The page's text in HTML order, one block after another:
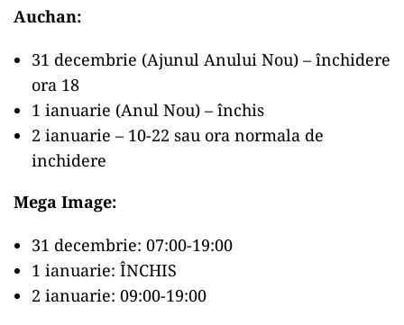
Auchan:
31 decembrie (Ajunul Anului Nou) – închidere
ora 18
1 ianuarie (Anul Nou) – închis
2 ianuarie – 10-22 sau ora normala de
inchidere
Mega Image:
31 decembrie: 07:00-19:00
1 ianuarie: ÎNCHIS
2 ianuarie: 09:00-19:00